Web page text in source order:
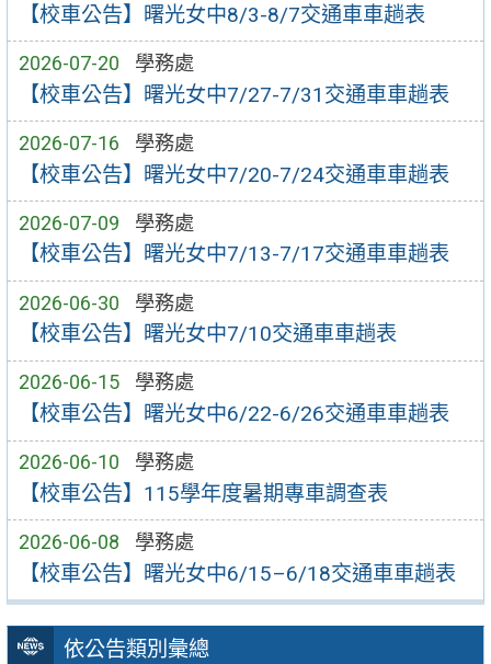
【校車公告】曙光女中8/3-8/7交通車車趟表
2026-07-20 學務處
【校車公告】曙光女中7/27-7/31交通車車趟表
2026-07-16 學務處
【校車公告】曙光女中7/20-7/24交通車車趟表
2026-07-09 學務處
【校車公告】曙光女中7/13-7/17交通車車趟表
2026-06-30 學務處
【校車公告】曙光女中7/10交通車車趟表
2026-06-15 學務處
【校車公告】曙光女中6/22-6/26交通車車趟表
2026-06-10 學務處
【校車公告】115學年度暑期專車調查表
2026-06-08 學務處
【校車公告】曙光女中6/15–6/18交通車車趟表
依公告類別彙總